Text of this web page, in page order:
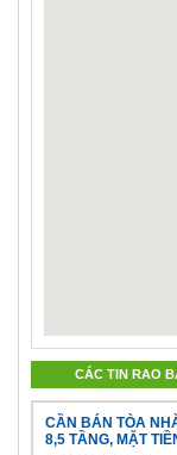
CÁC TIN RAO
CẦN BÁN TÒA
8,5 TẦNG, MẶT